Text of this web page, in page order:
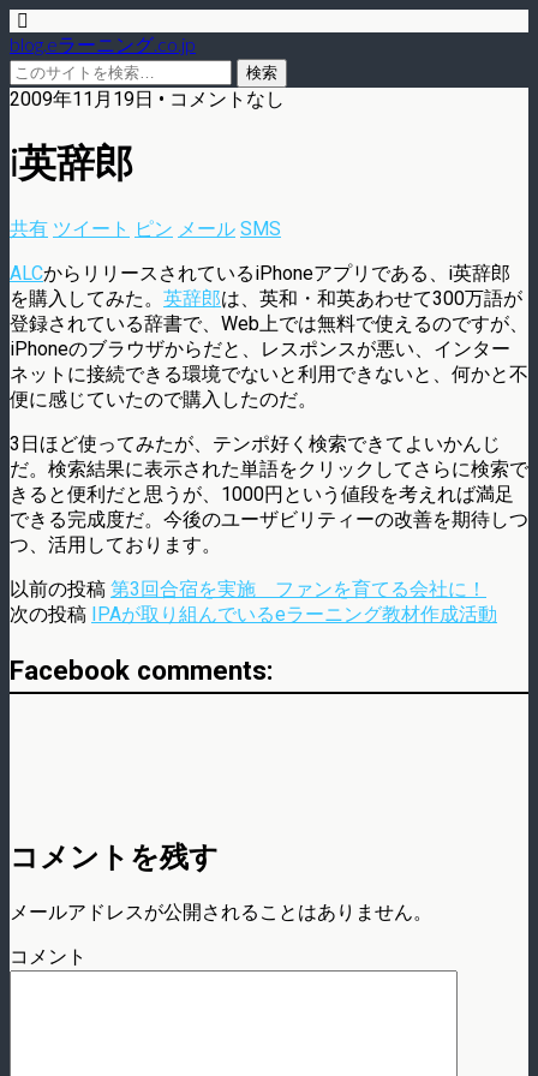
blog.eラーニング.co.jp
2009年11月19日 • コメントなし
i英辞郎
共有 ツイート ピン メール SMS
ALCからリリースされているiPhoneアプリである、i英辞郎
を購入してみた。 英辞郎は、英和・和英あわせて300万語が
登録されている辞書で、Web上では無料で使えるのですが、
iPhoneのブラウザからだと、レスポンスが悪い、インター
ネットに接続できる環境でないと利用できないと、何かと不
便に感じていたので購入したのだ。
3日ほど使ってみたが、テンポ好く検索できてよいかんじ
だ。検索結果に表示された単語をクリックしてさらに検索で
きると便利だと思うが、1000円という値段を考えれば満足
できる完成度だ。今後のユーザビリティーの改善を期待しつ
つ、活用しております。
以前の投稿 第3回合宿を実施 ファンを育てる会社に！
次の投稿 IPAが取り組んでいるeラーニング教材作成活動
Facebook comments:
コメントを残す
メールアドレスが公開されることはありません。
コメント